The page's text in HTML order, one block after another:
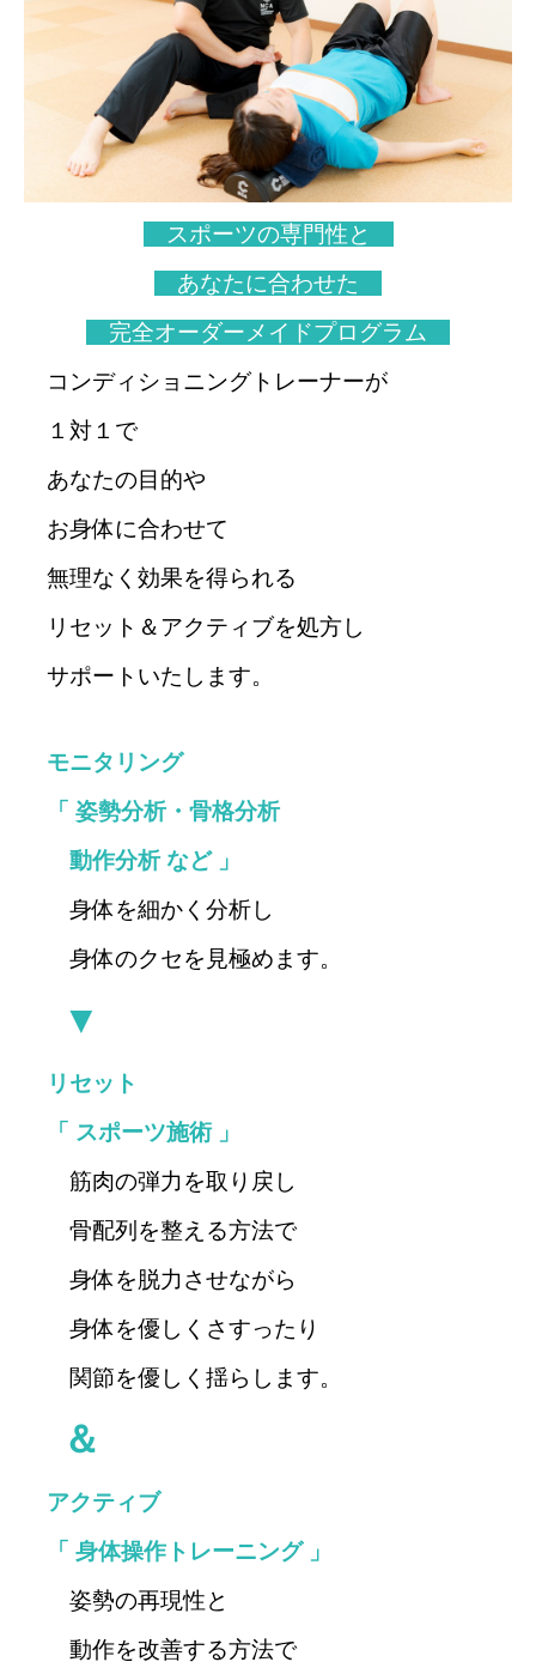
スポーツの専門性と
あなたに合わせた
完全オーダーメイドプログラム
コンディショニングトレーナーが
１対１で
あなたの目的や
お身体に合わせて
無理なく効果を得られる
リセット＆アクティブを処方し
サポートいたします。
モニタリング
「 姿勢分析・骨格分析
動作分析 など 」
身体を細かく 分析し
身体のクセを見極めます。
▼
リセット
「 スポーツ施術 」
筋肉の弾力を取り戻し
骨配列を整える方法で
身体を脱力させながら
身体を優しくさすったり
関節を優しく揺ら し ます。
＆
アクティブ
「 身体操作トレーニング 」
姿勢の再現性と
動作を改善する方法で